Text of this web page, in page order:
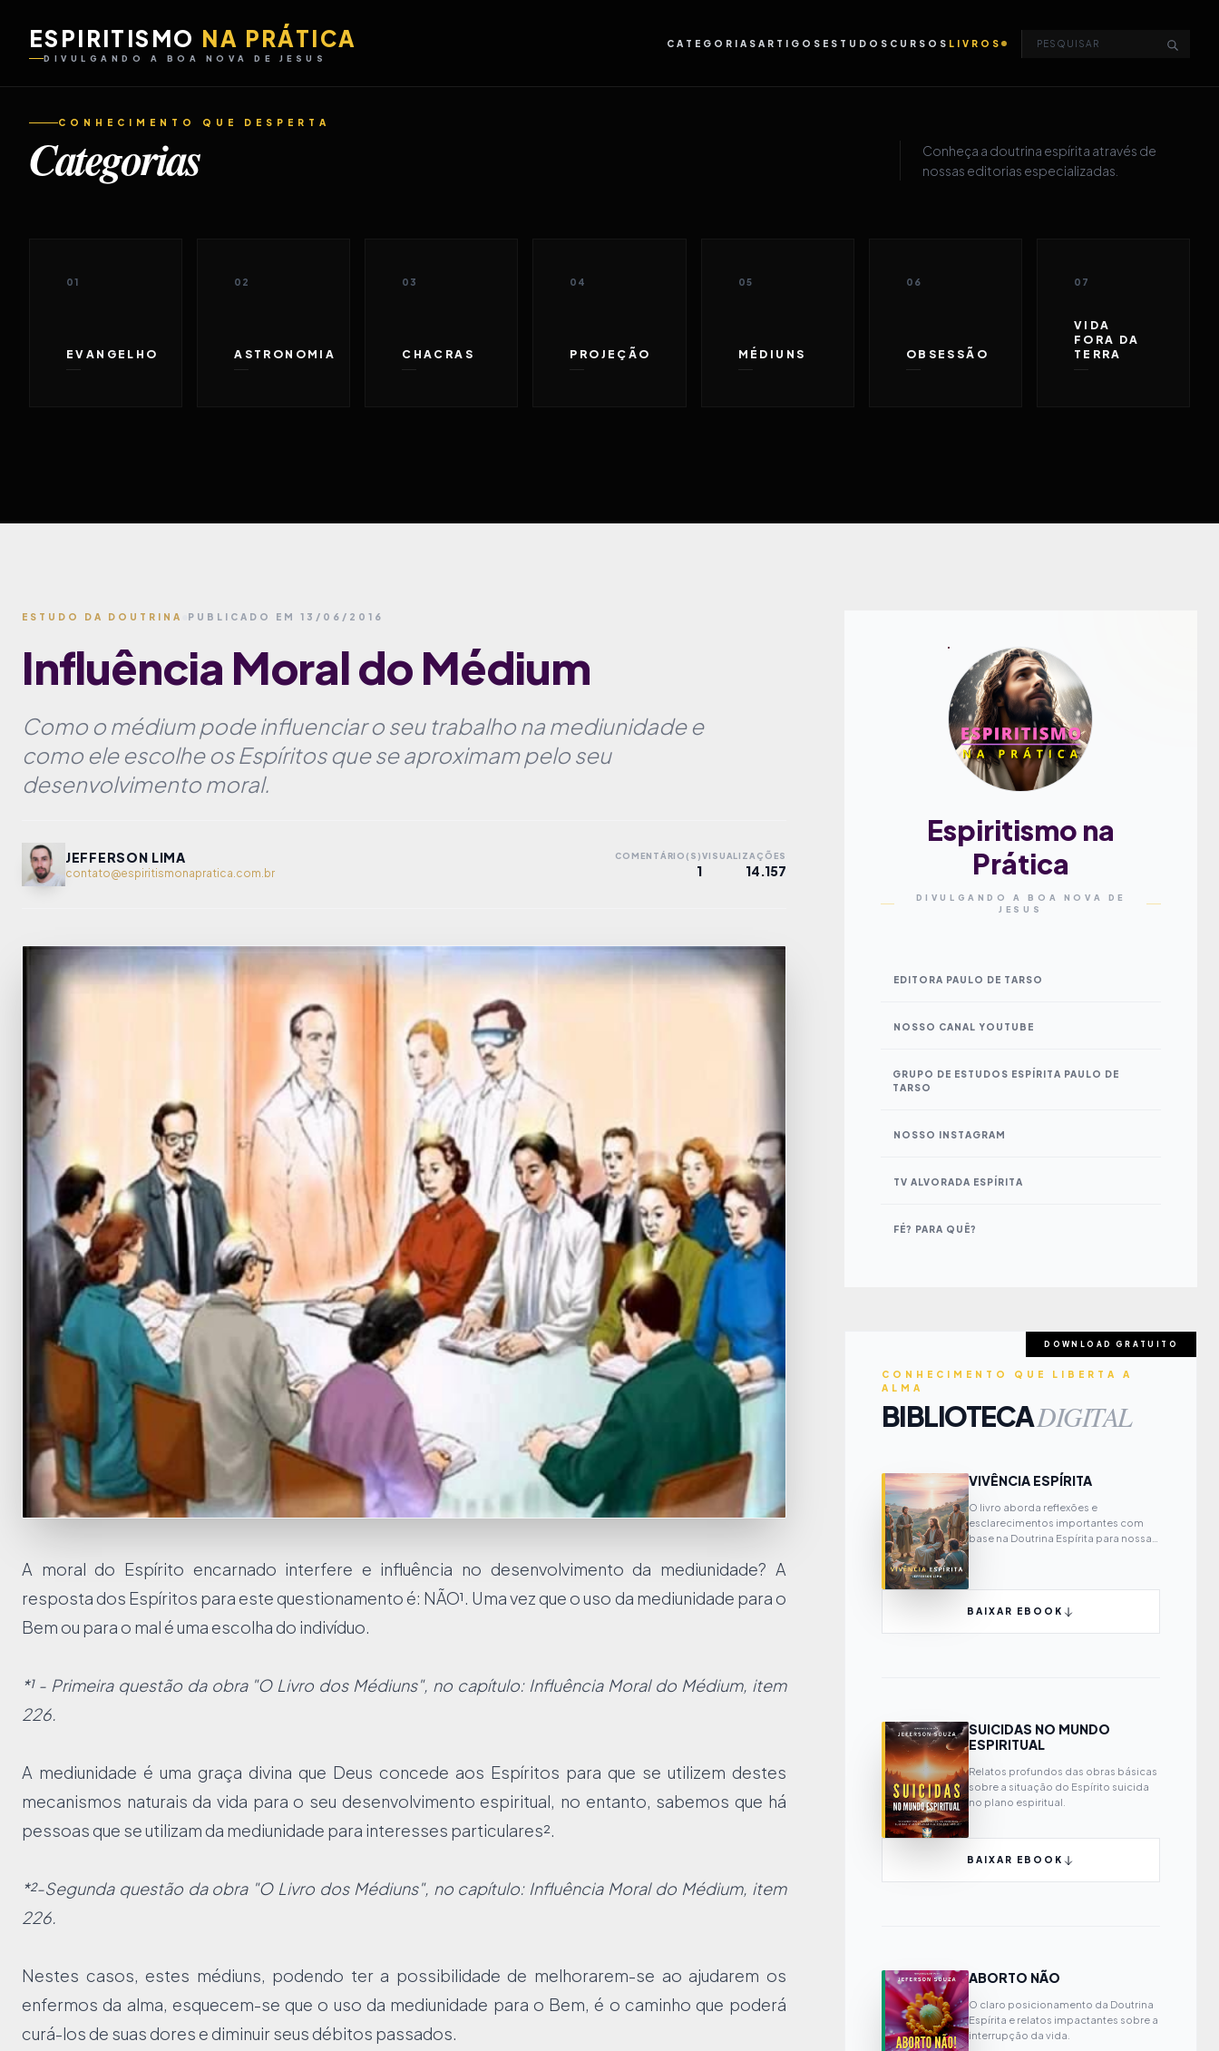
ESPIRITISMO NA PRÁTICA
DIVULGANDO A BOA NOVA DE JESUS
CATEGORIAS ARTIGOS ESTUDOS CURSOS LIVROS
CONHECIMENTO QUE DESPERTA
Categorias
Conheça a doutrina espírita através de
nossas editorias especializadas.
01
EVANGELHO
02
ASTRONOMIA
03
CHACRAS
04
PROJEÇÃO
05
MÉDIUNS
06
OBSESSÃO
07
VIDA
FORA DA
TERRA
ESTUDO DA DOUTRINA PUBLICADO EM 13/06/2016
Influência Moral do Médium
Como o médium pode influenciar o seu trabalho na mediunidade e
como ele escolhe os Espíritos que se aproximam pelo seu
desenvolvimento moral.
JEFFERSON LIMA
contato@espiritismonapratica.com.br
COMENTÁRIO(S)
1
VISUALIZAÇÕES
14.157
A moral do Espírito encarnado interfere e influência no desenvolvimento da mediunidade? A
resposta dos Espíritos para este questionamento é: NÃO¹. Uma vez que o uso da mediunidade para o
Bem ou para o mal é uma escolha do indivíduo.
*¹ - Primeira questão da obra "O Livro dos Médiuns", no capítulo: Influência Moral do Médium, item
226.
A mediunidade é uma graça divina que Deus concede aos Espíritos para que se utilizem destes
mecanismos naturais da vida para o seu desenvolvimento espiritual, no entanto, sabemos que há
pessoas que se utilizam da mediunidade para interesses particulares².
*²-Segunda questão da obra "O Livro dos Médiuns", no capítulo: Influência Moral do Médium, item
226.
Nestes casos, estes médiuns, podendo ter a possibilidade de melhorarem-se ao ajudarem os
enfermos da alma, esquecem-se que o uso da mediunidade para o Bem, é o caminho que poderá
curá-los de suas dores e diminuir seus débitos passados.
Espiritismo na
Prática
DIVULGANDO A BOA NOVA DE
JESUS
EDITORA PAULO DE TARSO
NOSSO CANAL YOUTUBE
GRUPO DE ESTUDOS ESPÍRITA PAULO DE
TARSO
NOSSO INSTAGRAM
TV ALVORADA ESPÍRITA
FÉ? PARA QUÊ?
DOWNLOAD GRATUITO
CONHECIMENTO QUE LIBERTA A
ALMA
BIBLIOTECADIGITAL
VIVÊNCIA ESPÍRITA
O livro aborda reflexões e
esclarecimentos importantes com
base na Doutrina Espírita para nossa
própria evolução espiritual.
BAIXAR EBOOK
SUICIDAS NO MUNDO
ESPIRITUAL
Relatos profundos das obras básicas
sobre a situação do Espírito suicida
no plano espiritual.
BAIXAR EBOOK
ABORTO NÃO
O claro posicionamento da Doutrina
Espírita e relatos impactantes sobre a
interrupção da vida.